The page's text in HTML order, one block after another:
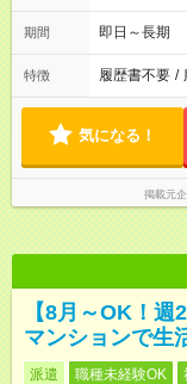
期間 即日～長期
特徴 履歴書不要 /
気になる！
掲載元
【8月～OK！
マンションで生
派遣 職種未経験OK